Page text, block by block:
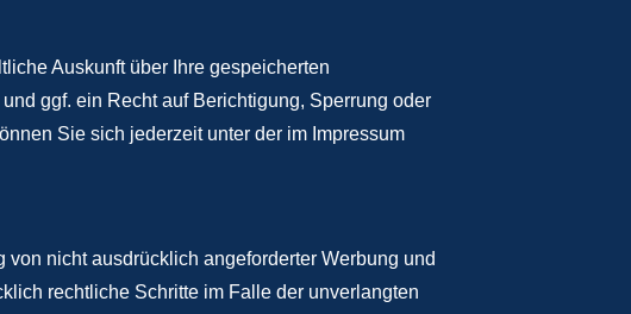
Auskunft über Ihre gespeicherten
ggf. ein Recht auf Berichtigung, Sperrung oder
Sie sich jederzeit unter der im Impressum
nicht ausdrücklich angeforderter Werbung und
rechtliche Schritte im Falle der unverlangten